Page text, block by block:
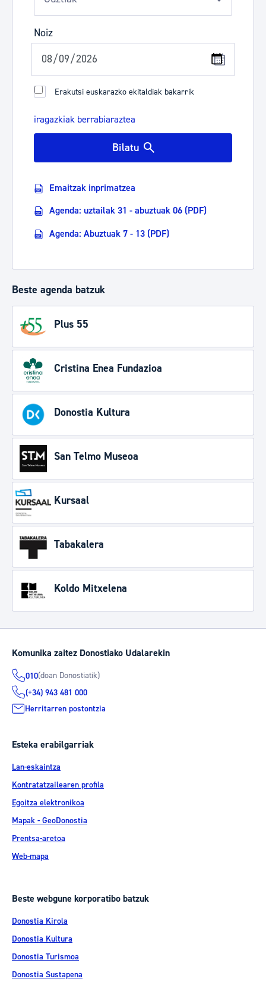
Noiz
Erakutsi euskarazko ekitaldiak bakarrik
iragazkiak berrabiaraztea
Bilatu
Emaitzak inprimatzea
Agenda: uztailak 31 - abuztuak 06 (PDF)
Agenda: Abuztuak 7 - 13 (PDF)
Beste agenda batzuk
Plus 55
Cristina Enea Fundazioa
Donostia Kultura
San Telmo Museoa
Kursaal
Tabakalera
Koldo Mitxelena
Komunika zaitez Donostiako Udalarekin
010(doan Donostiatik)
(+34) 943 481 000
Herritarren postontzia
Esteka erabilgarriak
Lan-eskaintza
Kontratatzailearen profila
Egoitza elektronikoa
Mapak - GeoDonostia
Prentsa-aretoa
Web-mapa
Beste webgune korporatibo batzuk
Donostia Kirola
Donostia Kultura
Donostia Turismoa
Donostia Sustapena